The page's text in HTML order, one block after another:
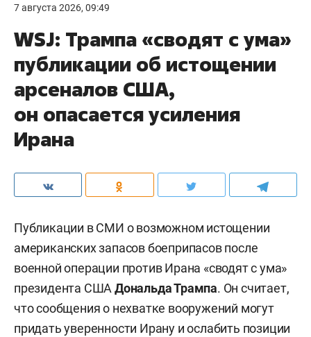
7 августа 2026, 09:49
WSJ: Трампа «сводят с ума»
публикации об истощении
арсеналов США,
он опасается усиления
Ирана
Публикации в СМИ о возможном истощении
американских запасов боеприпасов после
военной операции против Ирана «сводят с ума»
президента СШАДональда Трампа. Он считает,
что сообщения о нехватке вооружений могут
придать уверенности Ирану и ослабить позиции